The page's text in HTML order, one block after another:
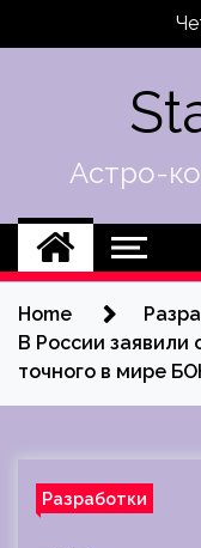
Астро-
Home
В России заявили
точного в мире
Разработки